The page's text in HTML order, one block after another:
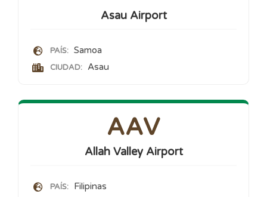
Asau Airport
PAÍS: Samoa
CIUDAD: Asau
AAV
Allah Valley Airport
PAÍS: Filipinas